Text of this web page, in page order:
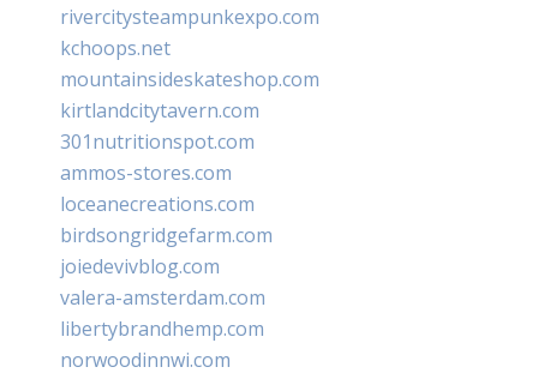
rivercitysteampunkexpo.com
kchoops.net
mountainsideskateshop.com
kirtlandcitytavern.com
301nutritionspot.com
ammos-stores.com
loceanecreations.com
birdsongridgefarm.com
joiedevivblog.com
valera-amsterdam.com
libertybrandhemp.com
norwoodinnwi.com